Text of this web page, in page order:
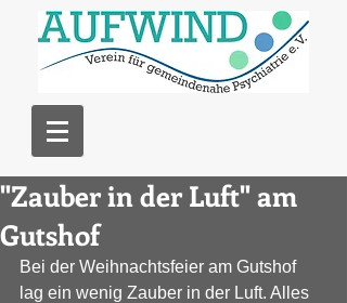
"Zauber in der Luft" am
Gutshof
Bei der Weihnachtsfeier am Gutshof
lag ein wenig Zauber in der Luft. Alles